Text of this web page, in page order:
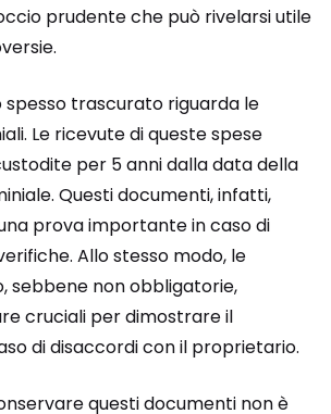
prudente che può rivelarsi utile
trascurato riguarda le
Le ricevute di queste spese
per 5 anni dalla data della
Questi documenti, infatti,
prova importante in caso di
Allo stesso modo, le
sebbene non obbligatorie,
cruciali per dimostrare il
di disaccordi con il proprietario.
questi documenti non è